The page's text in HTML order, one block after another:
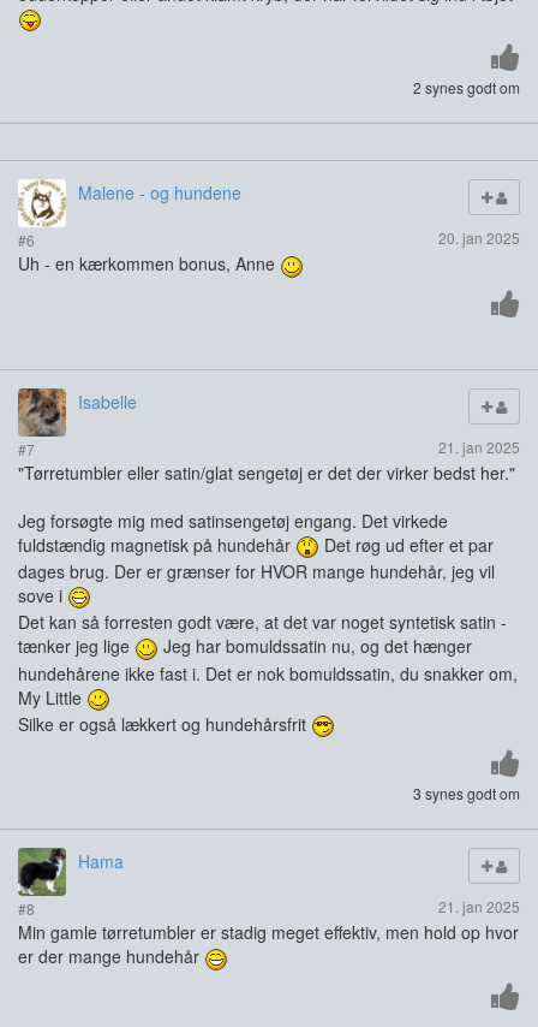
2 synes godt om
Malene - og hundene
#6 20. jan 2025
Uh - en kærkommen bonus, Anne
Isabelle
#7 21. jan 2025
"Tørretumbler eller satin/glat sengetøj er det der virker bedst her."
Jeg forsøgte mig med satinsengetøj engang. Det virkede
fuldstændig magnetisk på hundehår
Det røg ud efter et par
dages brug. Der er grænser for HVOR mange hundehår, jeg vil
sove i
Det kan så forresten godt være, at det var noget syntetisk satin -
tænker jeg lige
Jeg har bomuldssatin nu, og det hænger
hundehårene ikke fast i. Det er nok bomuldssatin, du snakker om,
My Little
Silke er også lækkert og hundehårsfrit
3 synes godt om
Hama
#8 21. jan 2025
Min gamle tørretumbler er stadig meget effektiv, men hold op hvor
er der mange hundehår